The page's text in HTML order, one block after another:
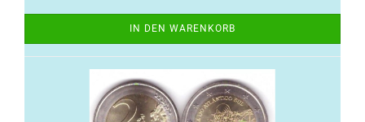
IN DEN WARENKORB